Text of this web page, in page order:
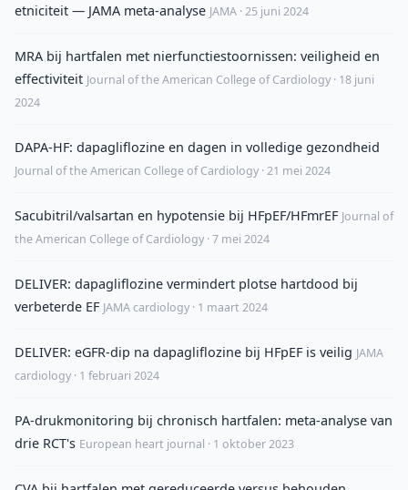
etniciteit — JAMA meta-analyse JAMA · 25 juni 2024
MRA bij hartfalen met nierfunctiestoornissen: veiligheid en
effectiviteit Journal of the American College of Cardiology · 18 juni
2024
DAPA-HF: dapagliflozine en dagen in volledige gezondheid
Journal of the American College of Cardiology · 21 mei 2024
Sacubitril/valsartan en hypotensie bij HFpEF/HFmrEF Journal of
the American College of Cardiology · 7 mei 2024
DELIVER: dapagliflozine vermindert plotse hartdood bij
verbeterde EF JAMA cardiology · 1 maart 2024
DELIVER: eGFR-dip na dapagliflozine bij HFpEF is veilig JAMA
cardiology · 1 februari 2024
PA-drukmonitoring bij chronisch hartfalen: meta-analyse van
drie RCT's European heart journal · 1 oktober 2023